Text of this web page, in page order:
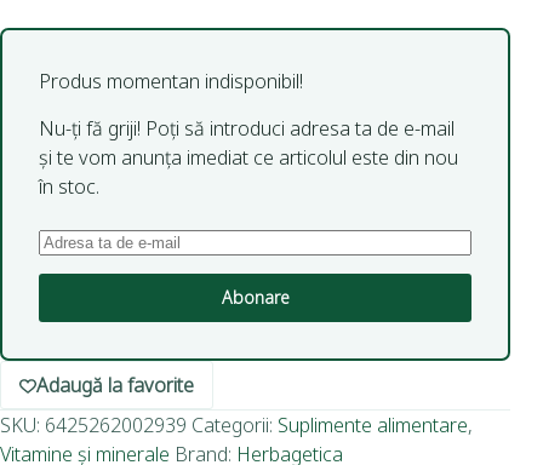
Produs momentan indisponibil!
Nu-ți fă griji! Poți să introduci adresa ta de e-mail
și te vom anunța imediat ce articolul este din nou
în stoc.
Abonare
Adaugă la favorite
SKU: 6425262002939 Categorii: Suplimente alimentare,
Vitamine și minerale Brand: Herbagetica